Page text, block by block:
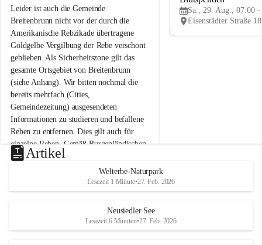
i
t
e
n
b
r
u
n
n
a
m
N
e
u
s
d
S
Leider ist auch die Gemeinde
Breitenbrunn nicht vor der durch die
Amerikanische Rebzikade übertragene
Goldgelbe Vergilbung der Rebe verschont
geblieben. Als Sicherheitszone gilt das
gesamte Ortsgebiet von Breitenbrunn
(siehe Anhang). Wir bitten nochmal die
bereits mehrfach (Cities,
Gemeindezeitung) ausgesendeten
Informationen zu studieren und befallene
Reben zu entfernen. Dies gilt auch für
einzelne Reben. Gemäß Burgenländischen
Weinbaugesetz sind nicht gepflegte oder
unzulässige Weingärten zu roden! Bitte
helfen wir zusammen um unsere Winzer
vor den prognostizierten Ernteausfällen
und den daraus folgenden wirtschaftlichen
e
u
e
d
r
S
Sa., 29. Aug., 07:00 -
Artikel
Welterbe-Naturpark
Lesezeit 1 Minute•27. Feb. 2026
Neusiedler See
Lesezeit 6 Minuten•27. Feb. 2026